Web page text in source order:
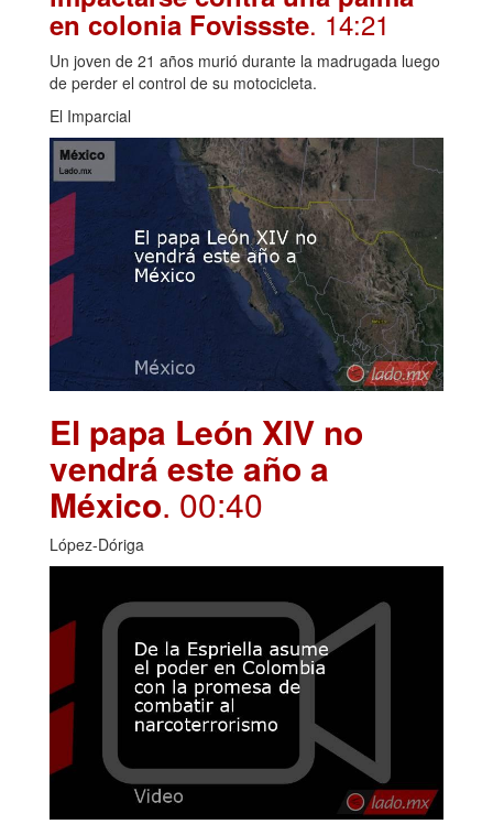
en colonia Fovissste. 14:21
Un joven de 21 años murió durante la madrugada luego
de perder el control de su motocicleta.
El Imparcial
El papa León XIV no
vendrá este año a
México. 00:40
López-Dóriga